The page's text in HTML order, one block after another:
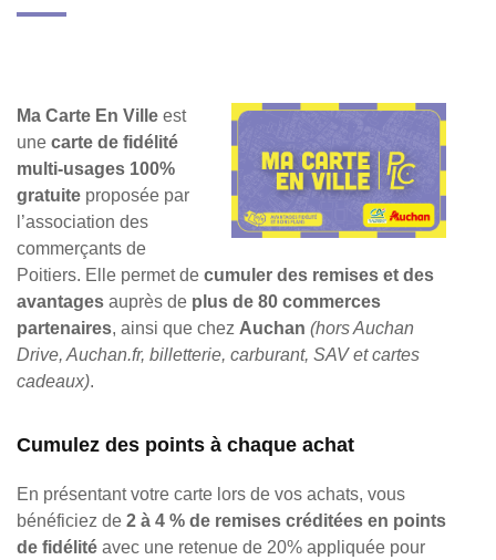
Ma Carte En Ville est
une carte de fidélité
multi-usages 100%
gratuite proposée par
l’association des
commerçants de
Poitiers. Elle permet de cumuler des remises et des
avantages auprès de plus de 80 commerces
partenaires, ainsi que chez Auchan (hors Auchan
Drive, Auchan.fr, billetterie, carburant, SAV et cartes
cadeaux).
Cumulez des points à chaque achat
En présentant votre carte lors de vos achats, vous
bénéficiez de 2 à 4 % de remises créditées en points
de fidélité avec une retenue de 20% appliquée pour